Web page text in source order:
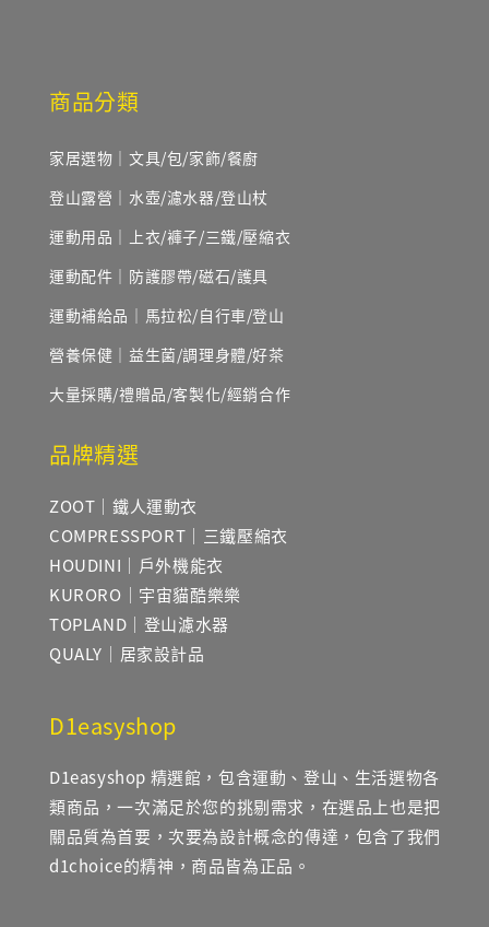
商品分類
家居選物｜文具/包/家飾/餐廚
登山露營｜水壺/濾水器/登山杖
運動用品｜上衣/褲子/三鐵/壓縮衣
運動配件｜防護膠帶/磁石/護具
運動補給品｜馬拉松/自行車/登山
營養保健｜益生菌/調理身體/好茶
大量採購/禮贈品/客製化/經銷合作
品牌精選
ZOOT｜鐵人運動衣
COMPRESSPORT｜三鐵壓縮衣
HOUDINI｜戶外機能衣
KURORO｜宇宙貓酷樂樂
TOPLAND｜登山濾水器
QUALY｜居家設計品
D1easyshop
D1easyshop 精選館，包含運動、登山、生活選物各
類商品，一次滿足於您的挑剔需求，在選品上也是把
關品質為首要，次要為設計概念的傳達，包含了我們
d1choice的精神，商品皆為正品。